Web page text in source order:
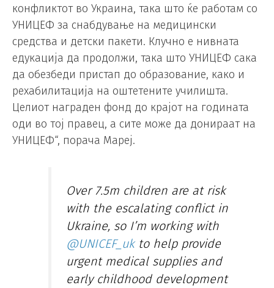
конфликтот во Украина, така што ќе работам со
УНИЦЕФ за снабдување на медицински
средства и детски пакети. Клучно е нивната
едукација да продолжи, така што УНИЦЕФ сака
да обезбеди пристап до образование, како и
рехабилитација на оштетените училишта.
Целиот награден фонд до крајот на годината
оди во тој правец, а сите може да донираат на
УНИЦЕФ“, порача Мареј.
Over 7.5m children are at risk
with the escalating conflict in
Ukraine, so I’m working with
@UNICEF_ukto help provide
urgent medical supplies and
early childhood development